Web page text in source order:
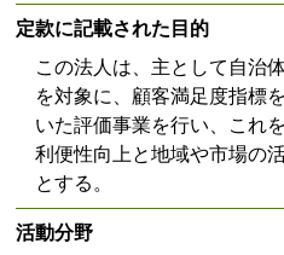
定款に記載された目的
この法人は、主として自治
を対象に、顧客満足度指標
いた評価事業を行い、これ
利便性向上と地域や市場の
とする。
活動分野